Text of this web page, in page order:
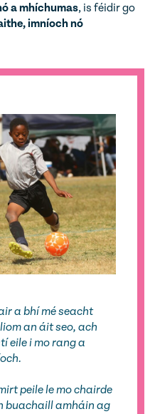
a mhíchumas, is féidir go
imníoch nó
a bhí mé seacht
an áit seo, ach
eile i mo rang a
peile le mo chairde
buachaill amháin ag